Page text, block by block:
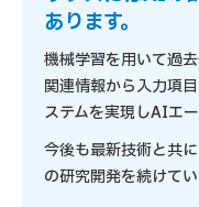
あります。
機械学習を用いて過
関連情報から入力項
ステムを実現しAIエ
今後も最新技術と共
の研究開発を続けてい